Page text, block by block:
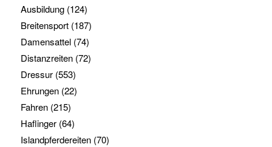
Ausbildung(124)
Breitensport(187)
Damensattel(74)
Distanzreiten(72)
Dressur(553)
Ehrungen(22)
Fahren(215)
Haflinger(64)
Islandpferdereiten(70)